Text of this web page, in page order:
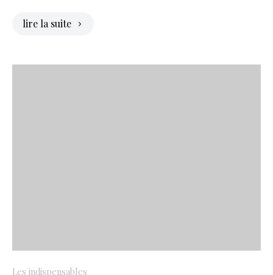
lire la suite
Les indispensables